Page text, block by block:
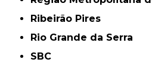
Ribeirão Pires
Rio Grande da Serra
SBC